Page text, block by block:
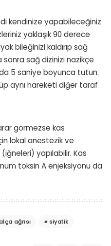
kendinize yapabileceğiniz
yaklaşık 90 derece
bileğinizi kaldırıp sağ
sonra sağ dizinizi nazikçe
5 saniye boyunca tutun.
aynı hareketi diğer taraf
görmezse kas
lokal anestezik ve
yapılabilir. Kas
toksin A enjeksiyonu da
ağrısı siyatik